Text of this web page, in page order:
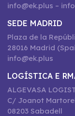
info@ek.plus –
SEDE MADRID
Plaza de la
28016 Madrid
info@ek.plus
LOGÍSTICA E
ALGEVASA
C/ Joanot
08203 Sabadell